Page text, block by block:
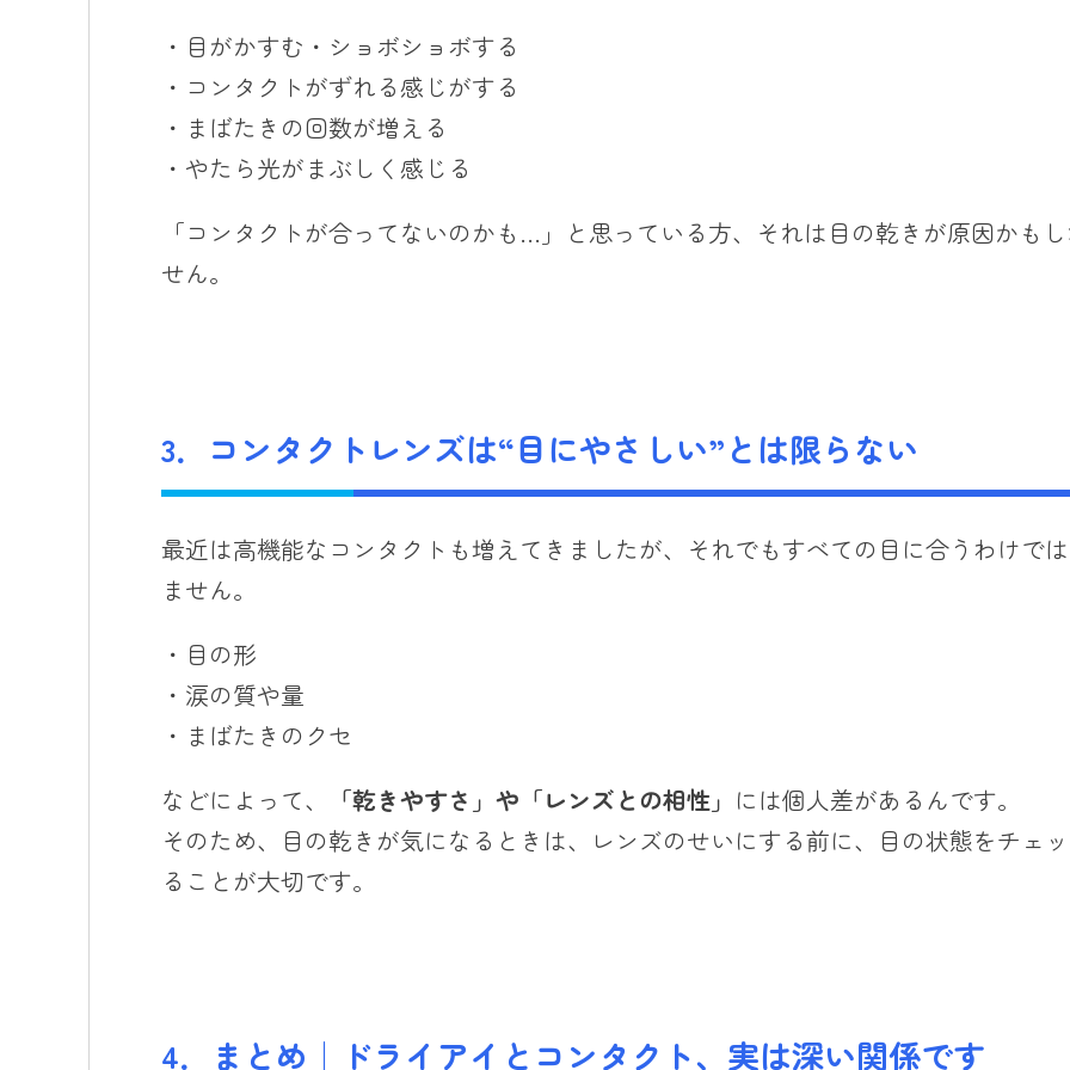
・目がかすむ・ショボショボする
・コンタクトがずれる感じがする
・まばたきの回数が増える
・やたら光がまぶしく感じる
「コンタクトが合ってないのかも…」と思っている方、それは目の乾きが原因かも
せん。
3．コンタクトレンズは“目にやさしい”とは限らない
最近は高機能なコンタクトも増えてきましたが、それでもすべての目に合うわけで
ません。
・目の形
・涙の質や量
・まばたきのクセ
などによって、
「乾きやすさ」や「レンズとの相性」 には個人差があるんです。
そのため、目の乾きが気になるときは、レンズのせいにする前に、目の状態をチェ
ることが大切です。
4．まとめ｜ドライアイとコンタクト、実は深い関係です